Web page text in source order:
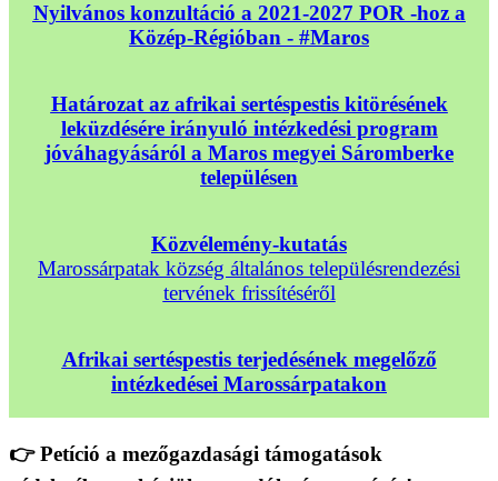
Nyilvános konzultáció a 2021-2027 POR -hoz a
Közép-Régióban - #Maros
Határozat az afrikai sertéspestis kitörésének
leküzdésére irányuló intézkedési program
jóváhagyásáról a Maros megyei Sáromberke
településen
Közvélemény-kutatás
Marossárpatak község általános településrendezési
tervének frissítéséről
Afrikai sertéspestis terjedésének megelőző
intézkedései Marossárpatakon
👉 Petíció a mezőgazdasági támogatások